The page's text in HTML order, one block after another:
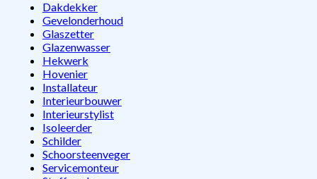
Dakdekker
Gevelonderhoud
Glaszetter
Glazenwasser
Hekwerk
Hovenier
Installateur
Interieurbouwer
Interieurstylist
Isoleerder
Schilder
Schoorsteenveger
Servicemonteur